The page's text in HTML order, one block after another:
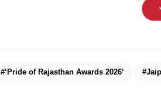
#‘Pride of Rajasthan Awards 2026‘